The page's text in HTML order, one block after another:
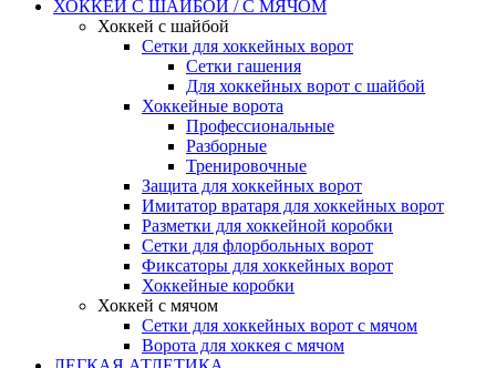
ХОККЕЙ С ШАЙБОЙ / С МЯЧОМ
Хоккей с шайбой
Сетки для хоккейных ворот
Сетки гашения
Для хоккейных ворот с шайбой
Хоккейные ворота
Профессиональные
Разборные
Тренировочные
Защита для хоккейных ворот
Имитатор вратаря для хоккейных ворот
Разметки для хоккейной коробки
Сетки для флорбольных ворот
Фиксаторы для хоккейных ворот
Хоккейные коробки
Хоккей с мячом
Сетки для хоккейных ворот с мячом
Ворота для хоккея с мячом